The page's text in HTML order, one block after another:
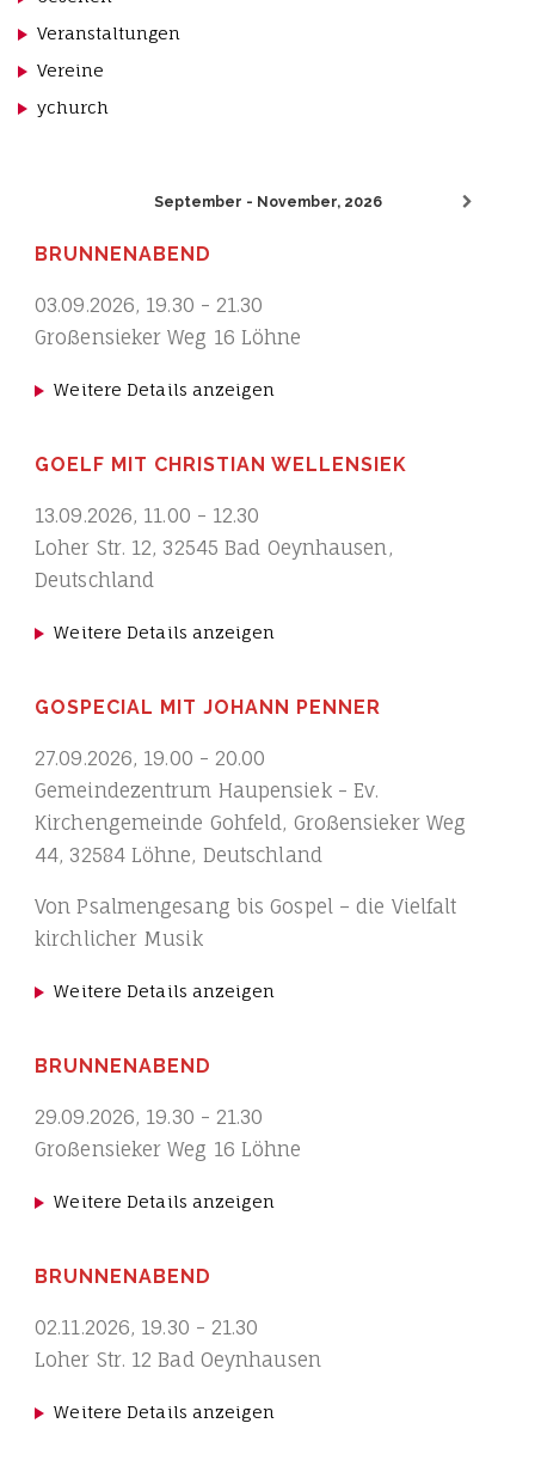
Veranstaltungen
Vereine
ychurch
September - November, 2026
BRUNNENABEND
03.09.2026, 19.30 - 21.30
Großensieker Weg 16 Löhne
Weitere Details anzeigen
GOELF MIT CHRISTIAN WELLENSIEK
13.09.2026, 11.00 - 12.30
Loher Str. 12, 32545 Bad Oeynhausen,
Deutschland
Weitere Details anzeigen
GOSPECIAL MIT JOHANN PENNER
27.09.2026, 19.00 - 20.00
Gemeindezentrum Haupensiek - Ev.
Kirchengemeinde Gohfeld, Großensieker Weg
44, 32584 Löhne, Deutschland
Von Psalmengesang bis Gospel – die Vielfalt
kirchlicher Musik
Weitere Details anzeigen
BRUNNENABEND
29.09.2026, 19.30 - 21.30
Großensieker Weg 16 Löhne
Weitere Details anzeigen
BRUNNENABEND
02.11.2026, 19.30 - 21.30
Loher Str. 12 Bad Oeynhausen
Weitere Details anzeigen